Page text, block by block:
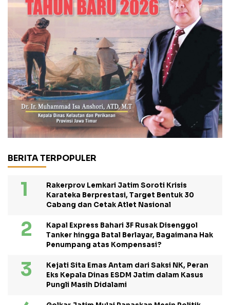
BERITA TERPOPULER
Rakerprov Lemkari Jatim Soroti Krisis
Karateka Berprestasi, Target Bentuk 30
Cabang dan Cetak Atlet Nasional
Kapal Express Bahari 3F Rusak Disenggol
Tanker hingga Batal Berlayar, Bagaimana Hak
Penumpang atas Kompensasi?
Kejati Sita Emas Antam dari Saksi NK, Peran
Eks Kepala Dinas ESDM Jatim dalam Kasus
Pungli Masih Didalami